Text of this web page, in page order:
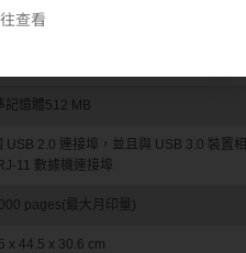
彩色觸碰
記憶體512 MB
USB 2.0 連接埠，並且與 USB 3.0 裝置
11 數據機連接埠
pages(最大月印量)
x 44.5 x 30.6 cm
查看